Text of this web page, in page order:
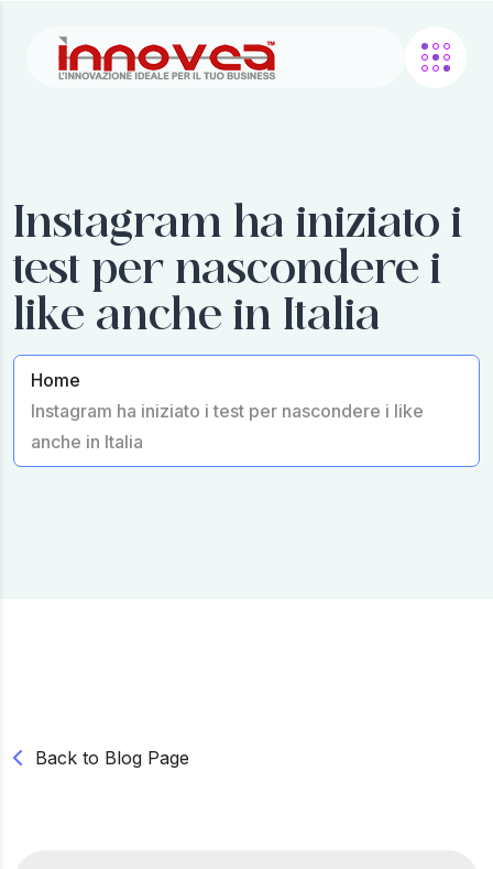
Instagram ha iniziato i
test per nascondere i
like anche in Italia
Home
Instagram ha iniziato i test per nascondere i like
anche in Italia
Back to Blog Page